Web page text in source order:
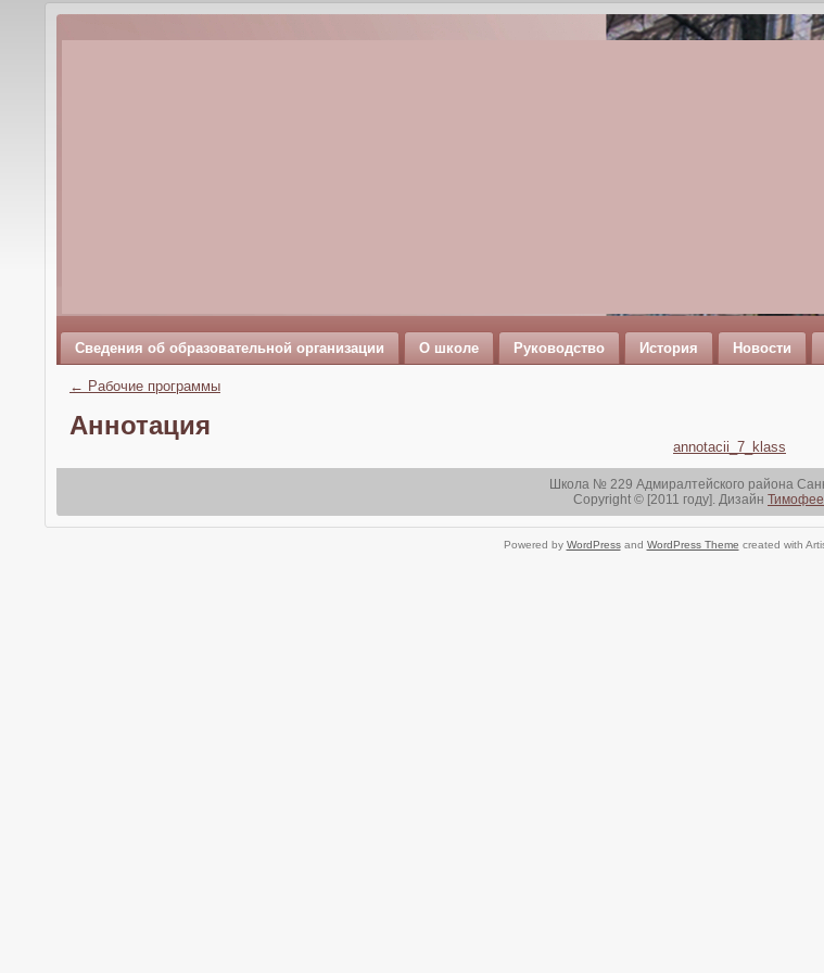
Сведения об образовательной организации О школе Руководство История Новости
← Рабочие программы
Аннотация
annotacii_7_klass
Школа № 229 Адмиралтейского района
Copyright © [2011 году]. Дизайн
Powered by WordPressand WordPress Theme created with